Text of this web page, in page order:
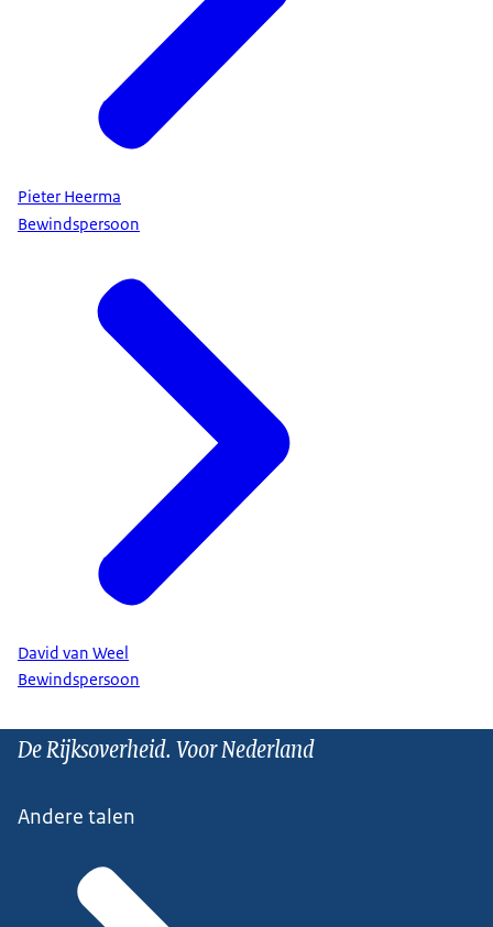
Pieter Heerma
Bewindspersoon
David van Weel
Bewindspersoon
De Rijksoverheid. Voor Nederland
Andere talen